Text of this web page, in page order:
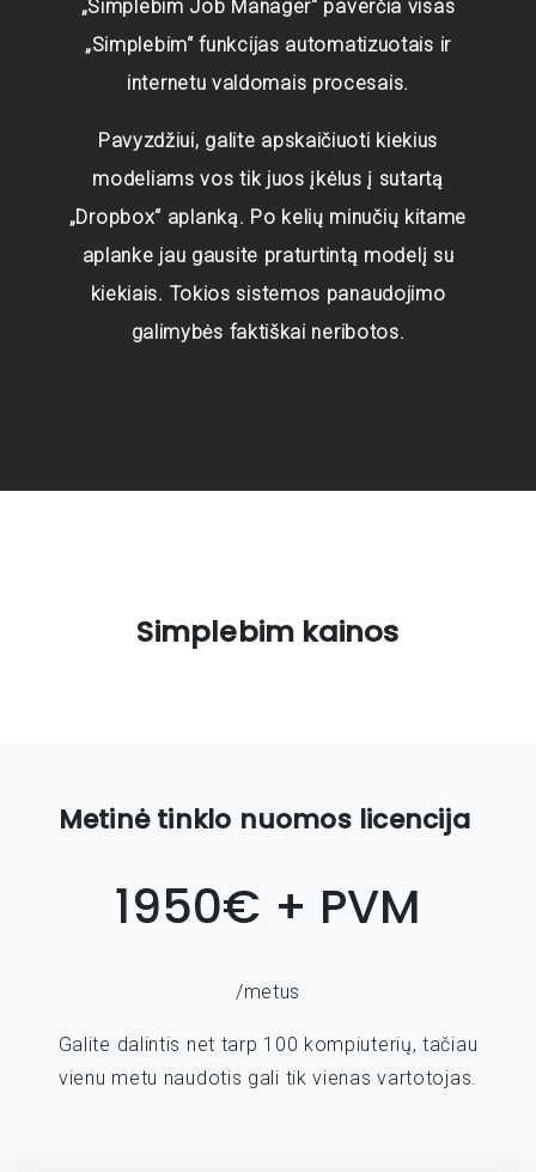
„Simplebim Job Manager“ paverčia visas
„Simplebim“ funkcijas automatizuotais ir
internetu valdomais procesais.
Pavyzdžiui, galite apskaičiuoti kiekius
modeliams vos tik juos įkėlus į sutartą
„Dropbox“ aplanką. Po kelių minučių kitame
aplanke jau gausite praturtintą modelį su
kiekiais. Tokios sistemos panaudojimo
galimybės faktiškai neribotos.
Simplebim kainos
Metinė tinklo nuomos licencija
1950€ + PVM
/metus
Galite dalintis net tarp 100 kompiuterių, tačiau
vienu metu naudotis gali tik vienas vartotojas.